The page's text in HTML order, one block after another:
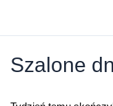
Szalone